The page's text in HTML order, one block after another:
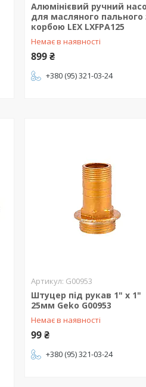
Алюмінієвий ручний
для масляного пального
корбою LEX LXFPA125
Немає в наявності
899 ₴
+380 (95) 321-03-24
G00953
Штуцер під рукав 1" х 1"
25мм Geko G00953
Немає в наявності
99 ₴
+380 (95) 321-03-24